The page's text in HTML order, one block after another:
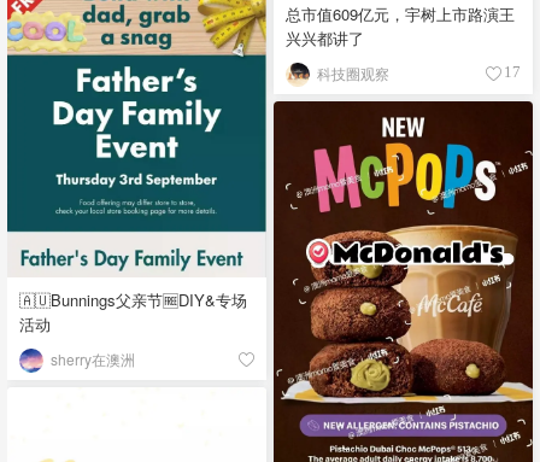
总市值609亿元，宇树上市路演王
兴兴都讲了
科技圈观察 17
🇦🇺Bunnings父亲节🆓DIY&专场
活动
sherry在澳洲